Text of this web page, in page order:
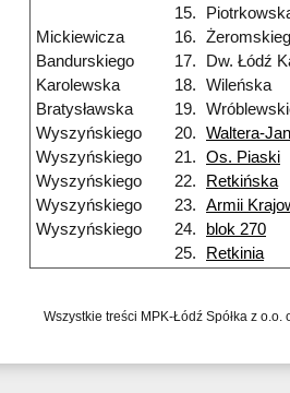
15.
Mickiewicza
16.
Bandurskiego
17.
Dw. Łódź
Karolewska
18.
Wileńska
Bratysławska
19.
Wyszyńskiego
20. Waltera-
Wyszyńskiego
21. Os. Piaski
Wyszyńskiego
22. Retkińska
Wyszyńskiego
23. Armii
Wyszyńskiego
24. blok 270
25.
Retkinia
Wszystkie treści MPK-Łódź Spółka z